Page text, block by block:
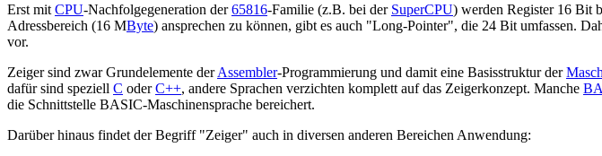
Erst mit CPU-Nachfolgegeneration der65816-Familie (z.B. bei der SuperCPU) werden Register 16 Bit
Adressbereich (16 MByte) ansprechen zu können, gibt es auch "Long-Pointer", die 24 Bit umfassen.
vor.
Zeiger sind zwar Grundelemente derAssembler-Programmierung und damit eine Basisstruktur der
dafür sind speziell C oderC++, andere Sprachen verzichten komplett auf das Zeigerkonzept. Manche
die Schnittstelle BASIC-Maschinensprache bereichert.
Darüber hinaus findet der Begriff "Zeiger" auch in diversen anderen Bereichen Anwendung: